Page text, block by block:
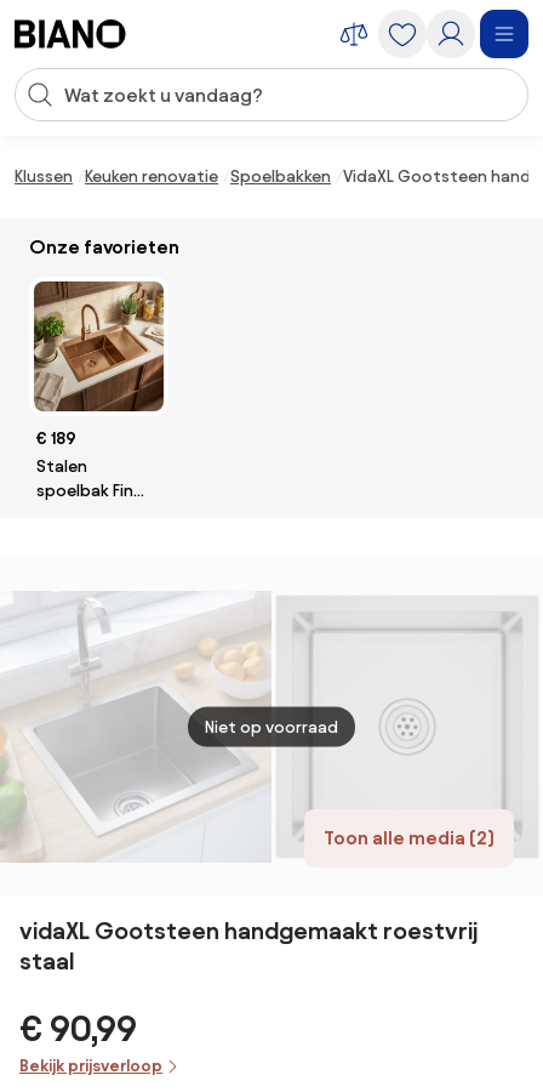
Zoekopdracht invoeren
Klussen Keuken renovatie Spoelbakken VidaXL Gootsteen
Onze favorieten
€ 189
Stalen
spoelbak Fin
Toon alle media (2)
Niet op voorraad
vidaXL Gootsteen handgemaakt roestvrij
staal
€ 90,99
Bekijk prijsverloop